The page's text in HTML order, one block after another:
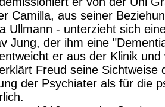
Camilla, aus seiner
Ullmann - unterzieht sich
Jung, der ihm eine
er aus der Klinik
Freud seine
der Psychiater als für die